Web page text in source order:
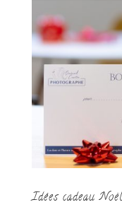
Idées cadeau